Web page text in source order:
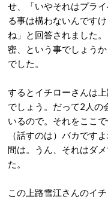
せ、「いやそれはプラ
る事は構わないんです
ね」と回答されました
密、という事でしょう
でした。
するとイチローさんは
でしょう。だって2人の
いるので。それをここ
（話すのは）バカです
間は。うん、それはダ
た。
この上路雪江さんのイ